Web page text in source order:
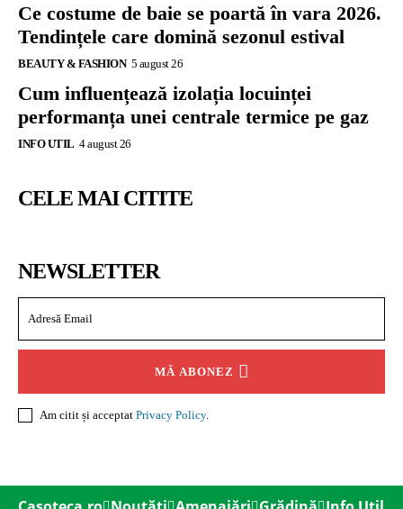
Ce costume de baie se poartă în vara 2026.
Tendințele care domină sezonul estival
BEAUTY & FASHION 5 august 26
Cum influențează izolația locuinței
performanța unei centrale termice pe gaz
INFO UTIL 4 august 26
CELE MAI CITITE
NEWSLETTER
MĂ ABONEZ
Am citit și acceptat Privacy Policy.